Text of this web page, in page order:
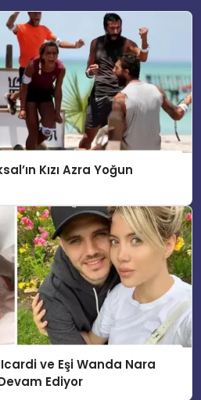
Kızı Azra Yoğun
ve Eşi Wanda Nara
Ediyor